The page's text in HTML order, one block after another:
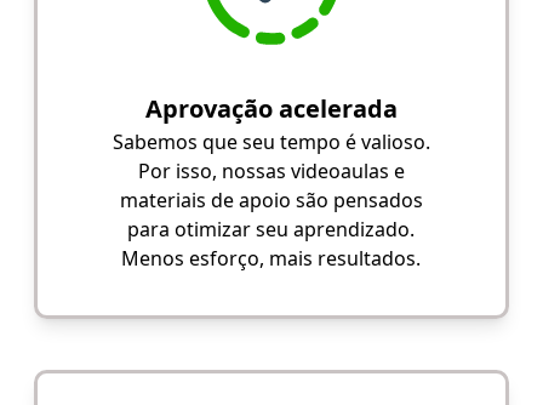
Aprovação acelerada
Sabemos que seu tempo é valioso.
Por isso, nossas videoaulas e
materiais de apoio são pensados
para otimizar seu aprendizado.
Menos esforço, mais resultados.